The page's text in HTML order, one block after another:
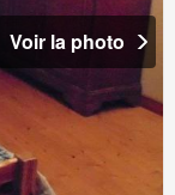
Voir la photo